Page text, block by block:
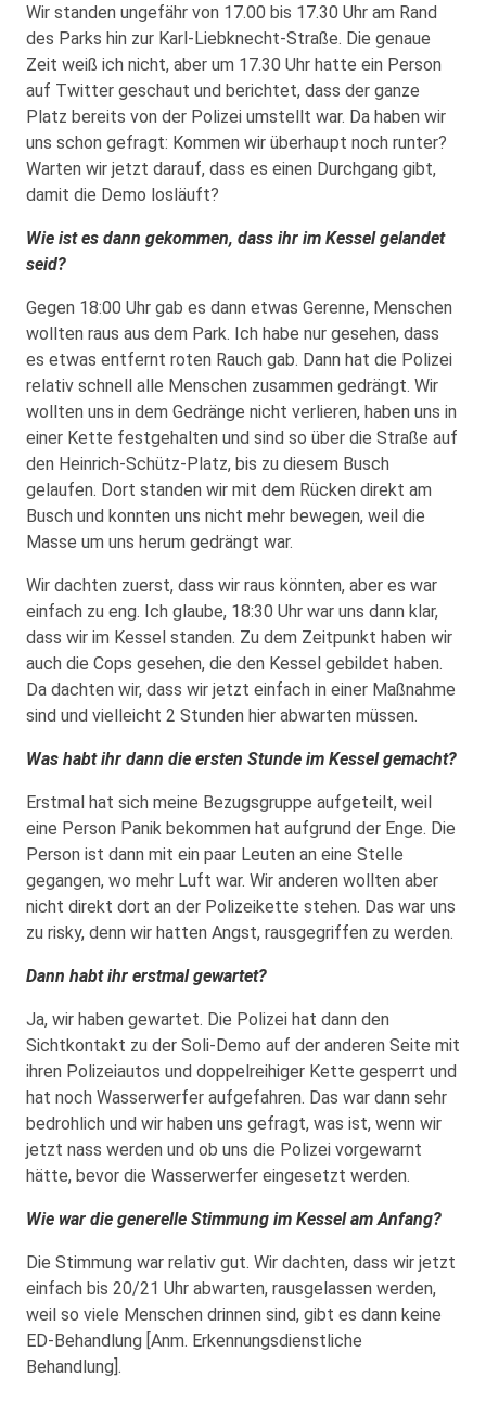
Wir standen ungefähr von 17.00 bis 17.30 Uhr am Rand
des Parks hin zur Karl-Liebknecht-Straße. Die genaue
Zeit weiß ich nicht, aber um 17.30 Uhr hatte ein Person
auf Twitter geschaut und berichtet, dass der ganze
Platz bereits von der Polizei umstellt war. Da haben wir
uns schon gefragt: Kommen wir überhaupt noch runter?
Warten wir jetzt darauf, dass es einen Durchgang gibt,
damit die Demo losläuft?
Wie ist es dann gekommen, dass ihr im Kessel gelandet
seid?
Gegen 18:00 Uhr gab es dann etwas Gerenne, Menschen
wollten raus aus dem Park. Ich habe nur gesehen, dass
es etwas entfernt roten Rauch gab. Dann hat die Polizei
relativ schnell alle Menschen zusammen gedrängt. Wir
wollten uns in dem Gedränge nicht verlieren, haben uns in
einer Kette festgehalten und sind so über die Straße auf
den Heinrich-Schütz-Platz, bis zu diesem Busch
gelaufen. Dort standen wir mit dem Rücken direkt am
Busch und konnten uns nicht mehr bewegen, weil die
Masse um uns herum gedrängt war.
Wir dachten zuerst, dass wir raus könnten, aber es war
einfach zu eng. Ich glaube, 18:30 Uhr war uns dann klar,
dass wir im Kessel standen. Zu dem Zeitpunkt haben wir
auch die Cops gesehen, die den Kessel gebildet haben.
Da dachten wir, dass wir jetzt einfach in einer Maßnahme
sind und vielleicht 2 Stunden hier abwarten müssen.
Was habt ihr dann die ersten Stunde im Kessel gemacht?
Erstmal hat sich meine Bezugsgruppe aufgeteilt, weil
eine Person Panik bekommen hat aufgrund der Enge. Die
Person ist dann mit ein paar Leuten an eine Stelle
gegangen, wo mehr Luft war. Wir anderen wollten aber
nicht direkt dort an der Polizeikette stehen. Das war uns
zu risky, denn wir hatten Angst, rausgegriffen zu werden.
Dann habt ihr erstmal gewartet?
Ja, wir haben gewartet. Die Polizei hat dann den
Sichtkontakt zu der Soli-Demo auf der anderen Seite mit
ihren Polizeiautos und doppelreihiger Kette gesperrt und
hat noch Wasserwerfer aufgefahren. Das war dann sehr
bedrohlich und wir haben uns gefragt, was ist, wenn wir
jetzt nass werden und ob uns die Polizei vorgewarnt
hätte, bevor die Wasserwerfer eingesetzt werden.
Wie war die generelle Stimmung im Kessel am Anfang?
Die Stimmung war relativ gut. Wir dachten, dass wir jetzt
einfach bis 20/21 Uhr abwarten, rausgelassen werden,
weil so viele Menschen drinnen sind, gibt es dann keine
ED-Behandlung [Anm. Erkennungsdienstliche
Behandlung].